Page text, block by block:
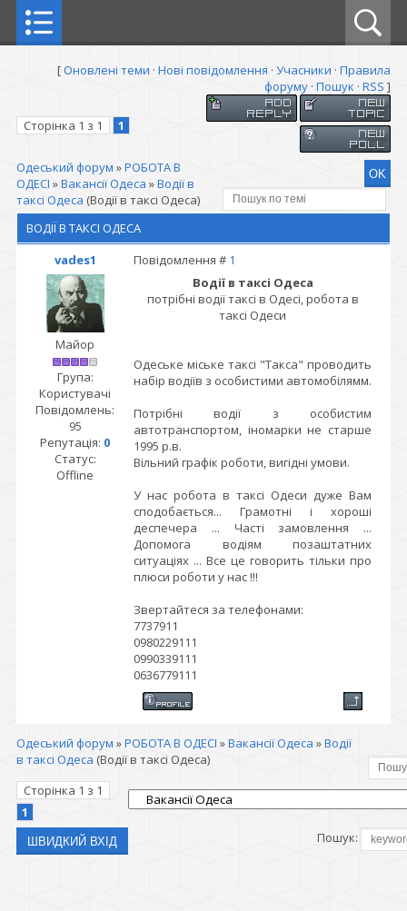
[Оновлені теми · Нові повідомлення · Учасники · Правила
форуму · Пошук · RSS ]
Сторінка 1 з 1 1
Одеський форум »РОБОТА В
ОДЕСІ »Вакансії Одеса »Водії в
таксі Одеса (Водії в таксі Одеса)
ВОДІЇ В ТАКСІ ОДЕСА
vades1
Повідомлення # 1
Майор
Група:
Користувачі
Повідомлень:
95
Репутація: 0
Статус:
Offline
Водії в таксі Одеса
потрібні водії таксі в Одесі, робота в
таксі Одеси
Одеське міське таксі "Такса" проводить
набір водіїв з особистими автомобілямм.
Потрібні водії з особистим
автотранспортом, іномарки не старше
1995 р.в.
Вільний графік роботи, вигідні умови.
У нас робота в таксі Одеси дуже Вам
сподобається... Грамотні і хороші
деспечера ... Часті замовлення ...
Допомога водіям позаштатних
ситуаціях ... Все це говорить тільки про
плюси роботи у нас !!!
Звертайтеся за телефонами:
7737911
0980229111
0990339111
0636779111
Одеський форум »РОБОТА В ОДЕСІ »Вакансії Одеса »Водії
в таксі Одеса (Водії в таксі Одеса)
Сторінка 1 з 1
1
Пошук: